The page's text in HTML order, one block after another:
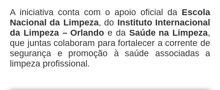
A iniciativa conta com o apoio oficial da Escola
Nacional da Limpeza, do Instituto Internacional
da Limpeza – Orlando e da Saúde na Limpeza,
que juntas colaboram para fortalecer a corrente de
segurança e promoção à saúde associadas a
limpeza profissional.